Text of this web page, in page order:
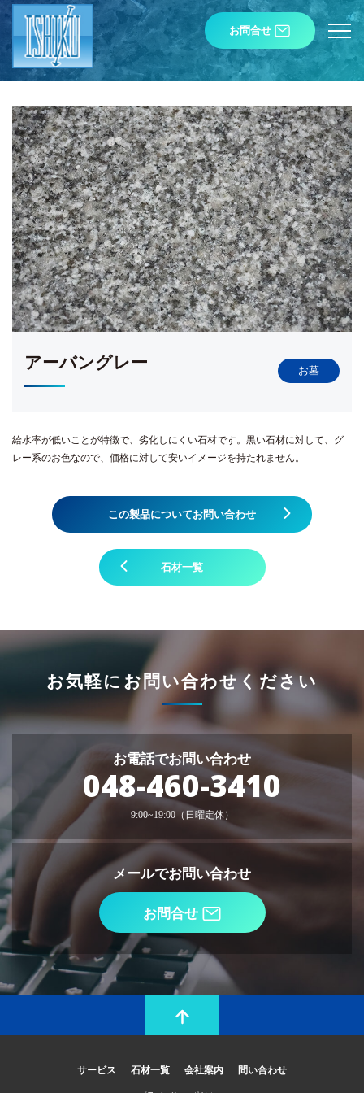
お問合せ
アーバングレー お墓
給水率が低いことが特徴で、劣化しにくい石材です。黒い石材に対して、グ
レー系のお色なので、価格に対して安いイメージを持たれません。
この製品についてお問い合わせ
石材一覧
お気軽にお問い合わせください
お電話でお問い合わせ
048-460-3410
9:00~19:00（日曜定休）
メールでお問い合わせ
お問合せ
サービス 石材一覧 会社案内 問い合わせ